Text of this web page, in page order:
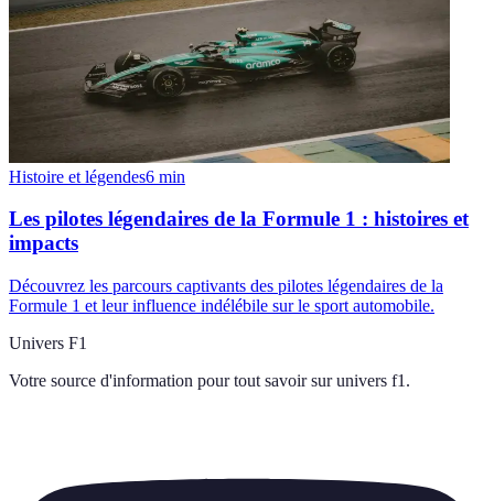
Histoire et légendes6 min
Les pilotes légendaires de la Formule 1 : histoires et
impacts
Découvrez les parcours captivants des pilotes légendaires de la
Formule 1 et leur influence indélébile sur le sport automobile.
Univers F1
Votre source d'information pour tout savoir sur univers f1 .